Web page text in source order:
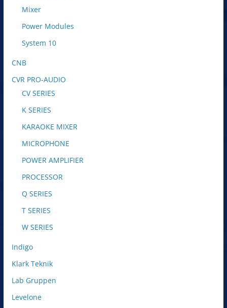
Mixer
Power Modules
System 10
CNB
CVR PRO-AUDIO
CV SERIES
K SERIES
KARAOKE MIXER
MICROPHONE
POWER AMPLIFIER
PROCESSOR
Q SERIES
T SERIES
W SERIES
Indigo
Klark Teknik
Lab Gruppen
Levelone